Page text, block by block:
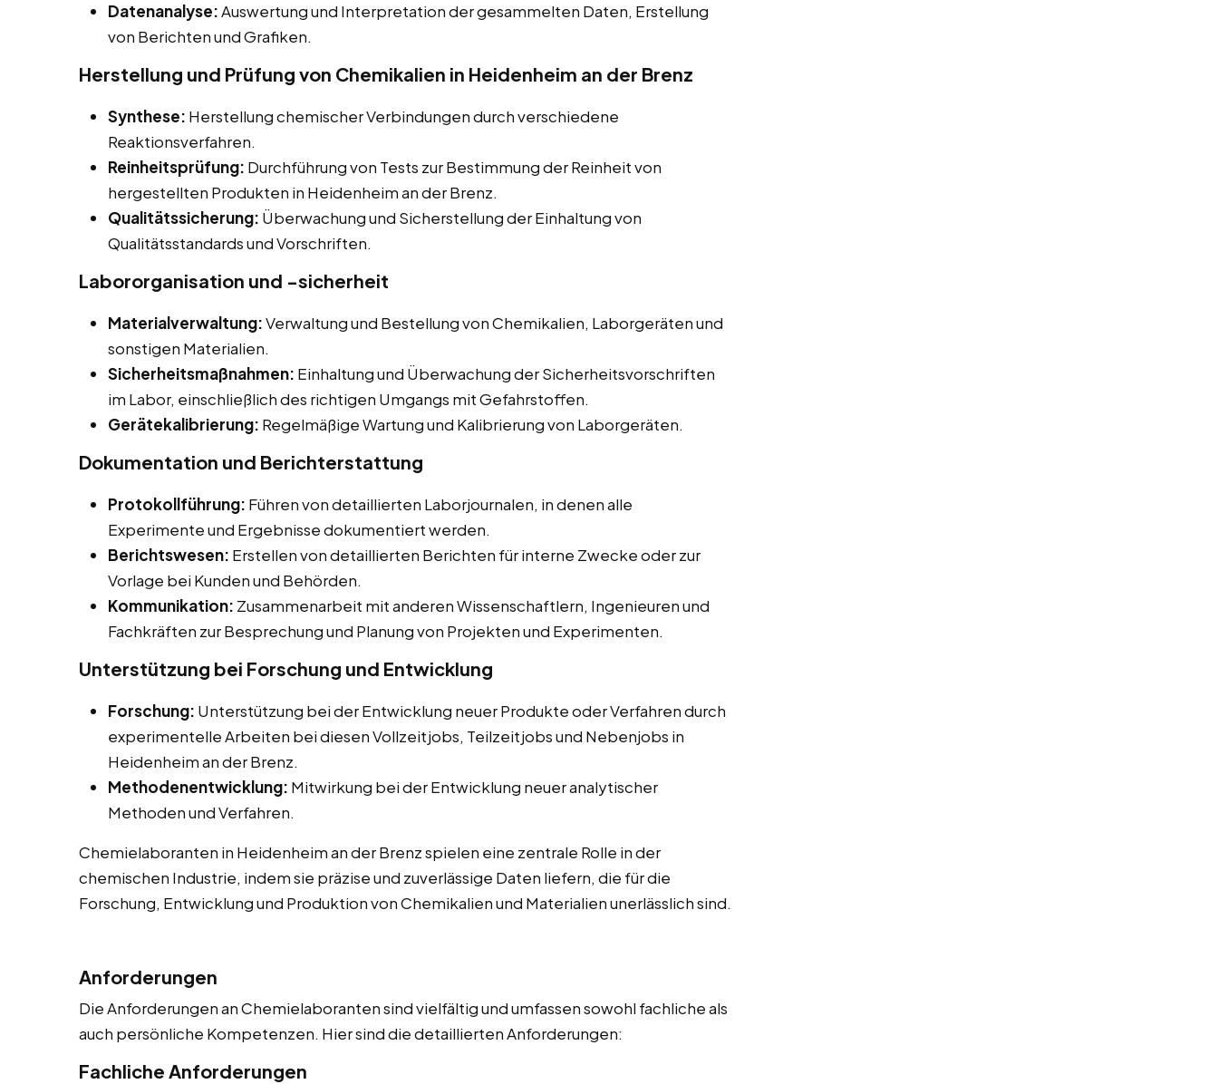
Datenanalyse:Auswertung und Interpretation der gesammelten Daten, Erstellung
von Berichten und Grafiken.
Herstellung und Prüfung von Chemikalien in Heidenheim an der Brenz
Synthese: Herstellung chemischer Verbindungen durch verschiedene
Reaktionsverfahren.
Reinheitsprüfung: Durchführung von Tests zur Bestimmung der Reinheit von
hergestellten Produkten in Heidenheim an der Brenz.
Qualitätssicherung: Überwachung und Sicherstellung der Einhaltung von
Qualitätsstandards und Vorschriften.
Labororganisation und -sicherheit
Materialverwaltung:Verwaltung und Bestellung von Chemikalien, Laborgeräten und
sonstigen Materialien.
Sicherheitsmaßnahmen: Einhaltung und Überwachung der Sicherheitsvorschriften
im Labor, einschließlich des richtigen Umgangs mit Gefahrstoffen.
Gerätekalibrierung: Regelmäßige Wartung und Kalibrierung von Laborgeräten.
Dokumentation und Berichterstattung
Protokollführung: Führen von detaillierten Laborjournalen, in denen alle
Experimente und Ergebnisse dokumentiert werden.
Berichtswesen: Erstellen von detaillierten Berichten für interne Zwecke oder zur
Vorlage bei Kunden und Behörden.
Kommunikation: Zusammenarbeit mit anderen Wissenschaftlern, Ingenieuren und
Fachkräften zur Besprechung und Planung von Projekten und Experimenten.
Unterstützung bei Forschung und Entwicklung
Forschung: Unterstützung bei der Entwicklung neuer Produkte oder Verfahren durch
experimentelle Arbeiten bei diesen Vollzeitjobs, Teilzeitjobs und Nebenjobs in
Heidenheim an der Brenz.
Methodenentwicklung: Mitwirkung bei der Entwicklung neuer analytischer
Methoden und Verfahren.
Chemielaboranten in Heidenheim an der Brenz spielen eine zentrale Rolle in der
chemischen Industrie, indem sie präzise und zuverlässige Daten liefern, die für die
Forschung, Entwicklung und Produktion von Chemikalien und Materialien unerlässlich sind.
Anforderungen
Die Anforderungen an Chemielaboranten sind vielfältig und umfassen sowohl fachliche als
auch persönliche Kompetenzen. Hier sind die detaillierten Anforderungen:
Fachliche Anforderungen